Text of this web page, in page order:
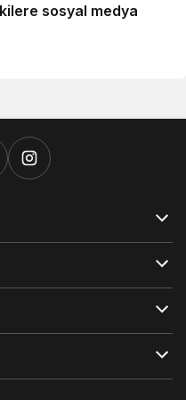
sosyal medya